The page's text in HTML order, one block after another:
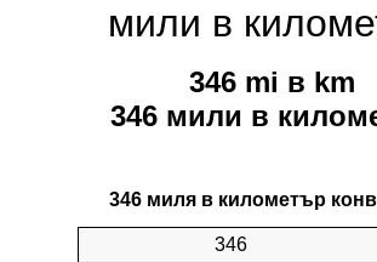
мили в
346 mi в km
346 мили в
346 миля в километър